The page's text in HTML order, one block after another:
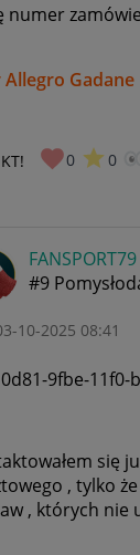
numer
Gadane
0 0
FANSPORT79
#9
10-2025 08:41
9fbe-11f0-
się
, tylko
, których nie